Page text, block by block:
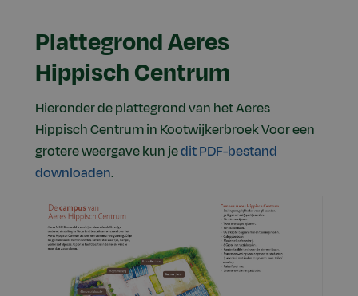
Plattegrond Aeres
Hippisch Centrum
Hieronder de plattegrond van het Aeres
Hippisch Centrum in Kootwijkerbroek Voor een
grotere weergave kun jedit PDF-bestand
downloaden.